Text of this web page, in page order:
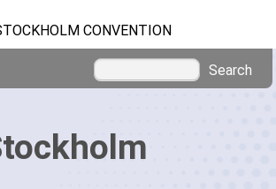
CONVENTION
Search